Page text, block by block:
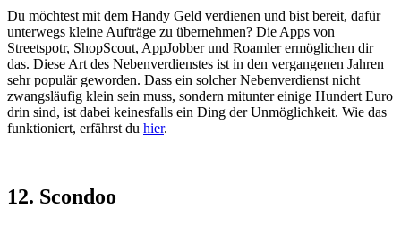
Du möchtest mit dem Handy Geld verdienen und bist bereit, dafür
unterwegs kleine Aufträge zu übernehmen? Die Apps von
Streetspotr, ShopScout, AppJobber und Roamler ermöglichen dir
das. Diese Art des Nebenverdienstes ist in den vergangenen Jahren
sehr populär geworden. Dass ein solcher Nebenverdienst nicht
zwangsläufig klein sein muss, sondern mitunter einige Hundert Euro
drin sind, ist dabei keinesfalls ein Ding der Unmöglichkeit. Wie das
funktioniert, erfährst du hier.
12. Scondoo